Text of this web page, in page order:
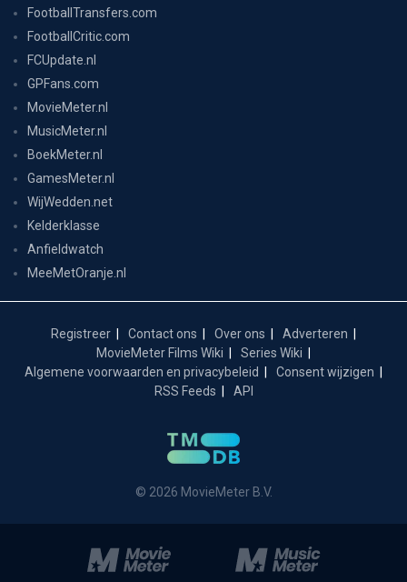
FootballTransfers.com
FootballCritic.com
FCUpdate.nl
GPFans.com
MovieMeter.nl
MusicMeter.nl
BoekMeter.nl
GamesMeter.nl
WijWedden.net
Kelderklasse
Anfieldwatch
MeeMetOranje.nl
Registreer Contact ons Over ons
Adverteren
MovieMeter Films Wiki
Series Wiki
Algemene voorwaarden en privacybeleid
Consent wijzigen
RSS Feeds
API
© 2026 MovieMeter B.V.